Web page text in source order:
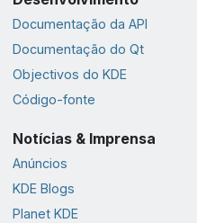
Documentação da API
Documentação do Qt
Objectivos do KDE
Código-fonte
Notícias & Imprensa
Anúncios
KDE Blogs
Planet KDE